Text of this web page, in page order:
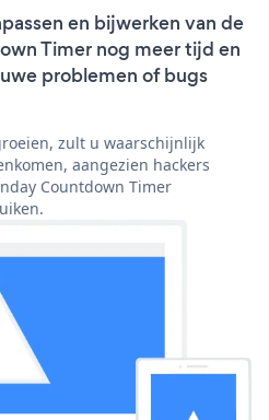
en bijwerken van de
Timer nog meer tijd en
problemen of bugs
zult u waarschijnlijk
aangezien hackers
Countdown Timer